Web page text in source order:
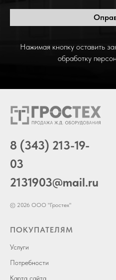
Нажимая кнопку оставить
обработку
8 (343) 213-19-
03
2131903@mail.ru
© 2026 ООО "Гростех"
ПОКУПАТЕЛЯМ
Услуги
Потребности
Карта сайта